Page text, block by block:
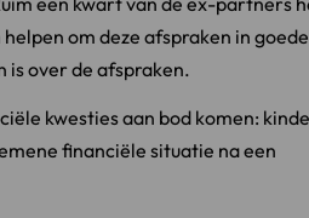
om deze afspraken in goede
is over de afspraken.
kwesties aan bod komen:
financiële situatie na een